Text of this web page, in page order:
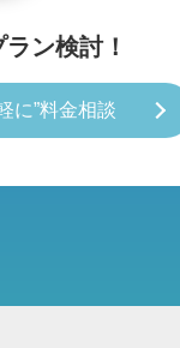
ン検討！
に”料金相談